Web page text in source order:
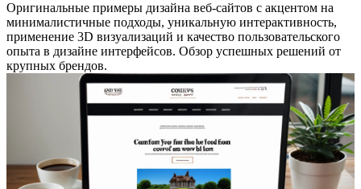
Оригинальные примеры дизайна веб-сайтов с акцентом на
минималистичные подходы, уникальную интерактивность,
применение 3D визуализаций и качество пользовательского
опыта в дизайне интерфейсов. Обзор успешных решений от
крупных брендов.